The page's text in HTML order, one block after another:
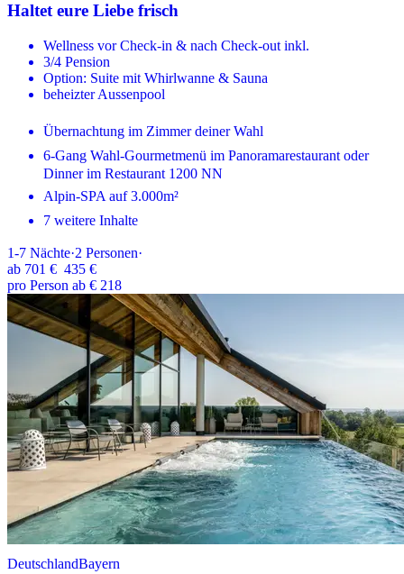
Haltet eure Liebe frisch
Wellness vor Check-in & nach Check-out inkl.
3/4 Pension
Option: Suite mit Whirlwanne & Sauna
beheizter Aussenpool
Übernachtung im Zimmer deiner Wahl
6-Gang Wahl-Gourmetmenü im Panoramarestaurant oder
Dinner im Restaurant 1200 NN
Alpin-SPA auf 3.000m²
7 weitere Inhalte
1-7 Nächte·2 Personen·
ab 701 € 435 €
pro Person ab € 218
DeutschlandBayern